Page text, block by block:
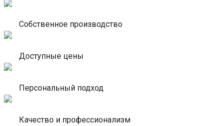
Собственное производство
Доступные цены
Персональный подход
Качество и профессионализм